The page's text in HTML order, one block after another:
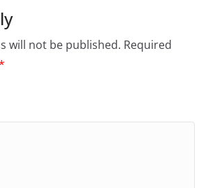
will not be published. Required